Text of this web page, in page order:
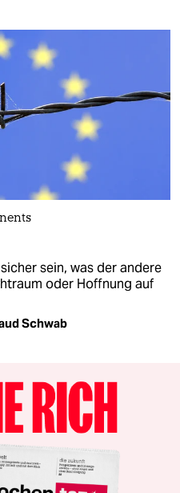
sein, was der andere
oder Hoffnung auf
Schwab